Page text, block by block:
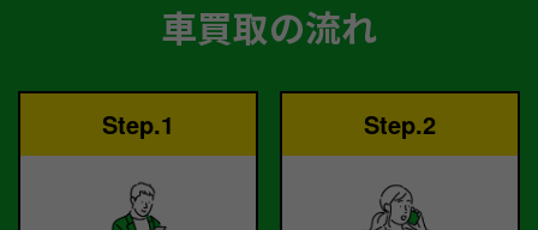
車買取の流れ
Step.1 Step.2